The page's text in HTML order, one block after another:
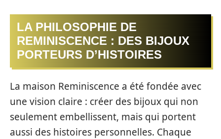
LA PHILOSOPHIE DE
REMINISCENCE : DES BIJOUX
PORTEURS D’HISTOIRES
La maison Reminiscence a été fondée avec
une vision claire : créer des bijoux qui non
seulement embellissent, mais qui portent
aussi des histoires personnelles. Chaque